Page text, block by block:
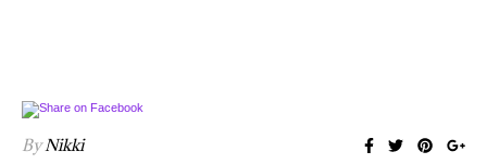
ByNikki